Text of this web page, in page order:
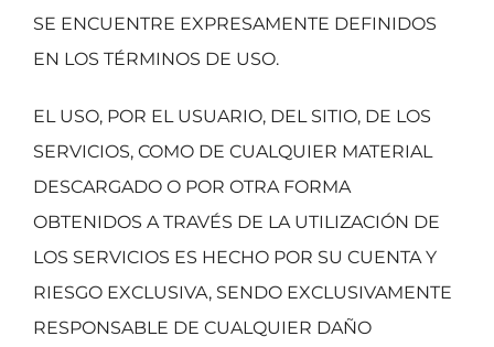
SE ENCUENTRE EXPRESAMENTE DEFINIDOS
EN LOS TÉRMINOS DE USO.
EL USO, POR EL USUARIO, DEL SITIO, DE LOS
SERVICIOS, COMO DE CUALQUIER MATERIAL
DESCARGADO O POR OTRA FORMA
OBTENIDOS A TRAVÉS DE LA UTILIZACIÓN DE
LOS SERVICIOS ES HECHO POR SU CUENTA Y
RIESGO EXCLUSIVA, SENDO EXCLUSIVAMENTE
RESPONSABLE DE CUALQUIER DAÑO